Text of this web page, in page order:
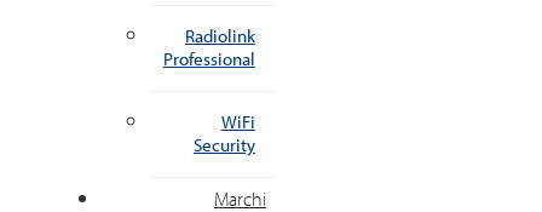
Radiolink
Professional
WiFi
Security
Marchi